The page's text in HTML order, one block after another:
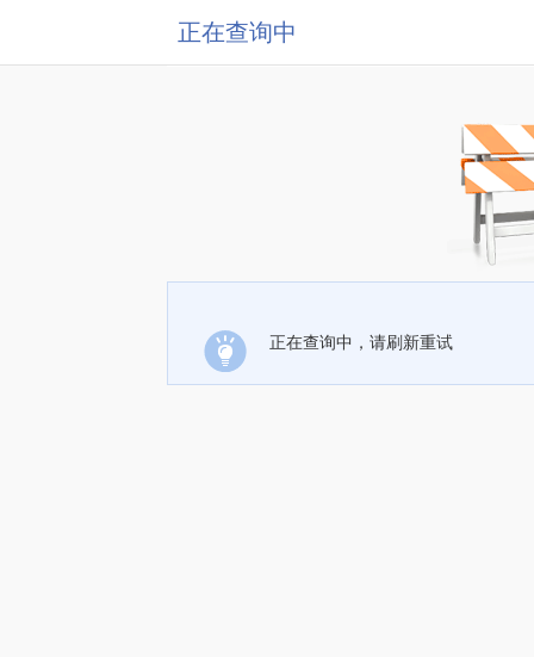
正在查询中
正在查询中，请刷新重试